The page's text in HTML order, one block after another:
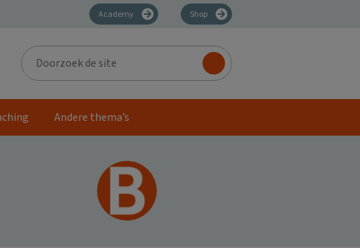
Academy Shop
Doorzoek
de
site
Andere thema’s